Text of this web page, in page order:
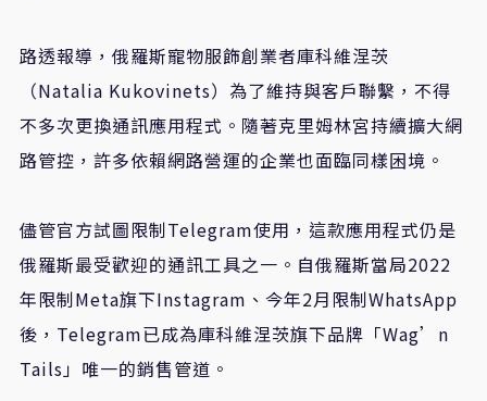
路透報導，俄羅斯寵物服飾創業者庫科維涅茨
（Natalia Kukovinets）為了維持與客戶聯繫，不得
不多次更換通訊應用程式。隨著克里姆林宮持續擴大網
路管控，許多依賴網路營運的企業也面臨同樣困境。
儘管官方試圖限制Telegram使用，這款應用程式仍是
俄羅斯最受歡迎的通訊工具之一。自俄羅斯當局2022
年限制Meta旗下Instagram、今年2月限制WhatsApp
後，Telegram已成為庫科維涅茨旗下品牌「Wag’n
Tails」唯一的銷售管道。